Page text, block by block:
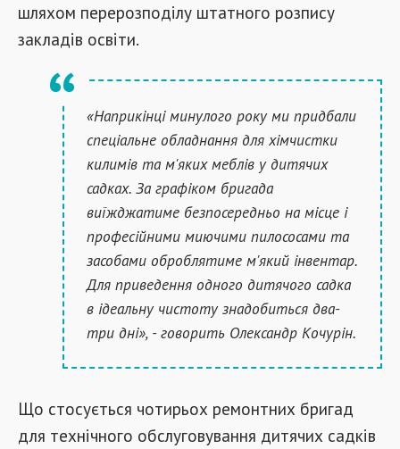
шляхом перерозподілу штатного розпису
закладів освіти.
«Наприкінці минулого року ми придбали
спеціальне обладнання для хімчистки
килимів та м'яких меблів у дитячих
садках. За графіком бригада
виїжджатиме безпосередньо на місце і
професійними миючими пилососами та
засобами оброблятиме м'який інвентар.
Для приведення одного дитячого садка
в ідеальну чистоту знадобиться два-
три дні», - говорить Олександр Кочурін.
Що стосується чотирьох ремонтних бригад
для технічного обслуговування дитячих садків